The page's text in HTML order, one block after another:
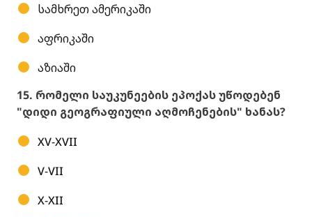
სამხრეთ ამერიკაში
აფრიკაში
აზიაში
15. რომელი საუკუნეების ეპოქას უწოდებენ
"დიდი გეოგრაფიული აღმოჩენების" ხანას?
XV-XVII
V-VII
X-XII